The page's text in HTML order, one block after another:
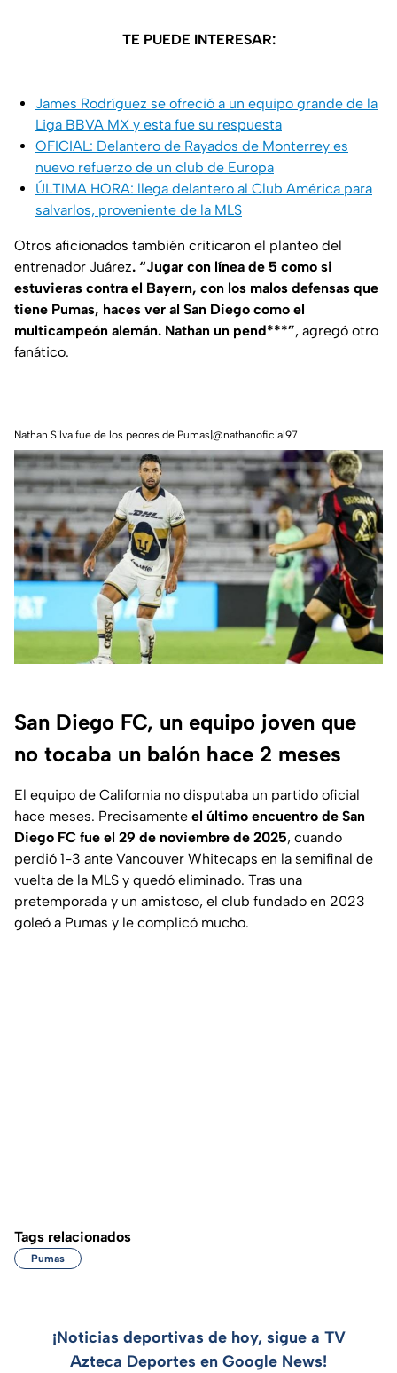
TE PUEDE INTERESAR:
James Rodríguez se ofreció a un equipo grande de la
Liga BBVA MX y esta fue su respuesta
OFICIAL: Delantero de Rayados de Monterrey es
nuevo refuerzo de un club de Europa
ÚLTIMA HORA: llega delantero al Club América para
salvarlos, proveniente de la MLS
Otros aficionados también criticaron el planteo del
entrenador Juárez. “Jugar con línea de 5 como si
estuvieras contra el Bayern, con los malos defensas que
tiene Pumas, haces ver al San Diego como el
multicampeón alemán. Nathan un pend***”, agregó otro
fanático.
Nathan Silva fue de los peores de Pumas|@nathanoficial97
San Diego FC, un equipo joven que
no tocaba un balón hace 2 meses
El equipo de California no disputaba un partido oficial
hace meses. Precisamente el último encuentro de San
Diego FC fue el 29 de noviembre de 2025, cuando
perdió 1-3 ante Vancouver Whitecaps en la semifinal de
vuelta de la MLS y quedó eliminado. Tras una
pretemporada y un amistoso, el club fundado en 2023
goleó a Pumas y le complicó mucho.
Tags relacionados
Pumas
¡Noticias deportivas de hoy, sigue a TV
Azteca Deportes en Google News!